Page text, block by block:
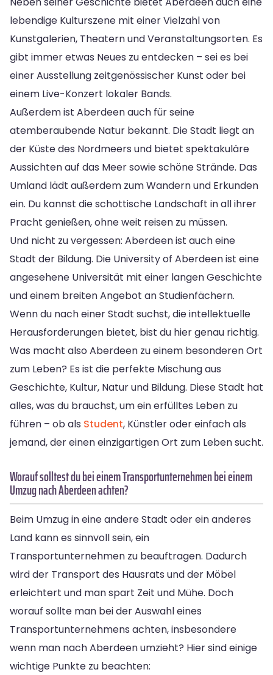
lebendige Kulturszene mit einer Vielzahl von
Kunstgalerien, Theatern und Veranstaltungsorten. Es
gibt immer etwas Neues zu entdecken – sei es bei
einer Ausstellung zeitgenössischer Kunst oder bei
einem Live-Konzert lokaler Bands.
Außerdem ist Aberdeen auch für seine
atemberaubende Natur bekannt. Die Stadt liegt an
der Küste des Nordmeers und bietet spektakuläre
Aussichten auf das Meer sowie schöne Strände. Das
Umland lädt außerdem zum Wandern und Erkunden
ein. Du kannst die schottische Landschaft in all ihrer
Pracht genießen, ohne weit reisen zu müssen.
Und nicht zu vergessen: Aberdeen ist auch eine
Stadt der Bildung. Die University of Aberdeen ist eine
angesehene Universität mit einer langen Geschichte
und einem breiten Angebot an Studienfächern.
Wenn du nach einer Stadt suchst, die intellektuelle
Herausforderungen bietet, bist du hier genau richtig.
Was macht also Aberdeen zu einem besonderen Ort
zum Leben? Es ist die perfekte Mischung aus
Geschichte, Kultur, Natur und Bildung. Diese Stadt hat
alles, was du brauchst, um ein erfülltes Leben zu
führen – ob als Student, Künstler oder einfach als
jemand, der einen einzigartigen Ort zum Leben sucht.
Worauf solltest du bei einem Transportunternehmen bei einem
Umzug nach Aberdeen achten?
Beim Umzug in eine andere Stadt oder ein anderes
Land kann es sinnvoll sein, ein
Transportunternehmen zu beauftragen. Dadurch
wird der Transport des Hausrats und der Möbel
erleichtert und man spart Zeit und Mühe. Doch
worauf sollte man bei der Auswahl eines
Transportunternehmens achten, insbesondere
wenn man nach Aberdeen umzieht? Hier sind einige
wichtige Punkte zu beachten: